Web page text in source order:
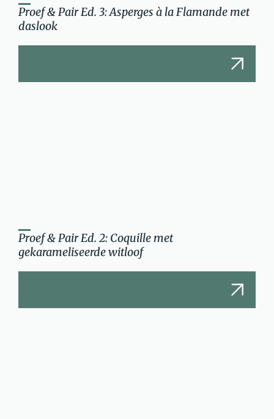
Proef & Pair Ed. 3: Asperges à la Flamande met
daslook
Proef & Pair Ed. 2: Coquille met
gekarameliseerde witloof